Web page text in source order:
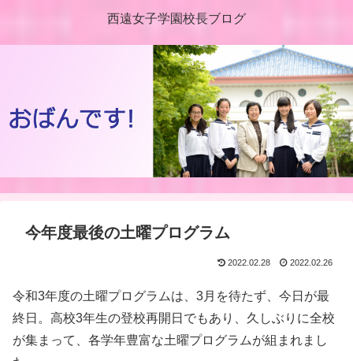
西遠女子学園校長ブログ
今年度最後の土曜プログラム
2022.02.28 2022.02.26
令和3年度の土曜プログラムは、3月を待たず、今日が最
終日。高校3年生の登校再開日でもあり、久しぶりに全校
が集まって、各学年豊富な土曜プログラムが組まれまし